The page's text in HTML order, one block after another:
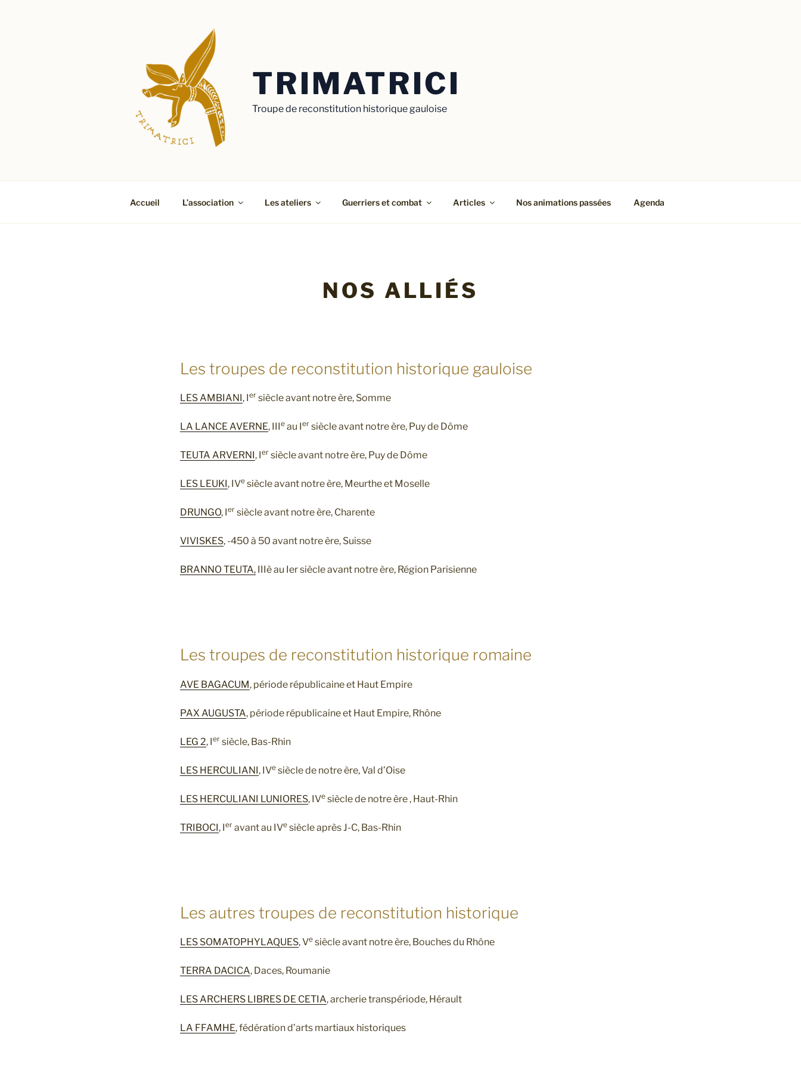
TRIMATRICI
Troupe de reconstitution historique gauloise
Accueil L’association Les ateliers Guerriers et combat Articles Nos animations passées Agenda
NOS ALLIÉS
Les troupes de reconstitution historique gauloise
LES AMBIANI, Ier siècle avant notre ère, Somme
LA LANCE AVERNE, IIIe au Ier siècle avant notre ère, Puy de Dôme
TEUTA ARVERNI, Ier siècle avant notre ère, Puy de Dôme
LES LEUKI, IVe siècle avant notre ère, Meurthe et Moselle
DRUNGO, Ier siècle avant notre ère, Charente
VIVISKES, -450 à 50 avant notre ère, Suisse
BRANNO TEUTA, IIIè au Ier siècle avant notre ère, Région Parisienne
Les troupes de reconstitution historique romaine
AVE BAGACUM, période républicaine et Haut Empire
PAX AUGUSTA, période républicaine et Haut Empire, Rhône
LEG 2, Ier siècle, Bas-Rhin
LES HERCULIANI, IVe siècle de notre ère, Val d’Oise
LES HERCULIANI LUNIORES, IVe siècle de notre ère , Haut-Rhin
TRIBOCI, Ier avant au IVe siècle après J-C, Bas-Rhin
Les autres troupes de reconstitution historique
LES SOMATOPHYLAQUES, Ve siècle avant notre ère, Bouches du Rhône
TERRA DACICA, Daces, Roumanie
LES ARCHERS LIBRES DE CETIA, archerie transpériode, Hérault
LA FFAMHE, fédération d’arts martiaux historiques